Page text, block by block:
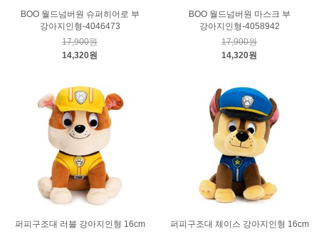
BOO 월드넘버원 슈퍼히어로 부
강아지인형-4046473
17,900원
14,320원
BOO 월드넘버원 마스크 부
강아지인형-4058942
17,900원
14,320원
퍼피구조대 러블 강아지인형 16cm
퍼피구조대 체이스 강아지인형 16cm